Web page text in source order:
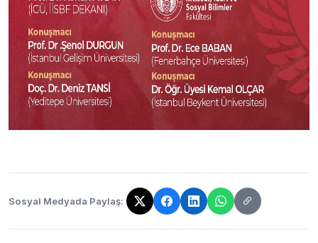
Sosyal Medyada Paylaş:
Bağlantı kopyalandı!